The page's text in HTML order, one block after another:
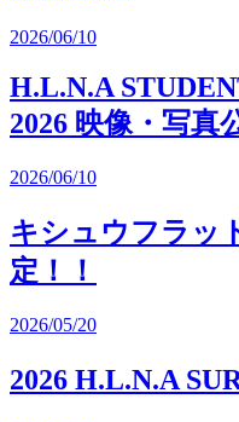
2026/06/10
H.L.N.A
2026 映像・写真
2026/06/10
キシュウフラッ
定！！
2026/05/20
2026 H.L.N.A